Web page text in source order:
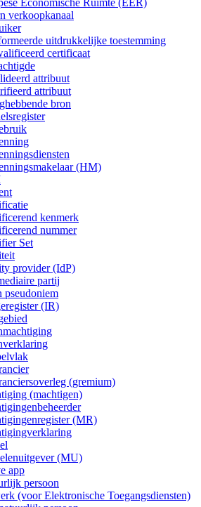
Economische Ruimte (EER)
verkoopkanaal
uitdrukkelijke toestemming
certificaat
attribuut
attribuut
bron
(HM)
kenmerk
nummer
Set
provider (IdP)
partij
pseudoniem
(IR)
(gremium)
(machtigen)
(MR)
(MU)
app
persoon
(voor Elektronische Toegangsdiensten)